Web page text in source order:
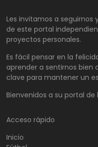
Les invitamos a
de este portal
proyectos personales.
Es fácil pensar en la
aprender a sentirnos bien
clave para mantener un
Bienvenidos a su portal de
Acceso rápido
Inicio